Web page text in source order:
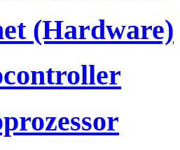
(Hardware)